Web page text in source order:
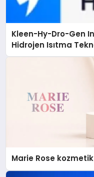
Kleen-Hy-Dro-Gen
Hidrojen Isıtma
Düzenleyici
Marie Rose